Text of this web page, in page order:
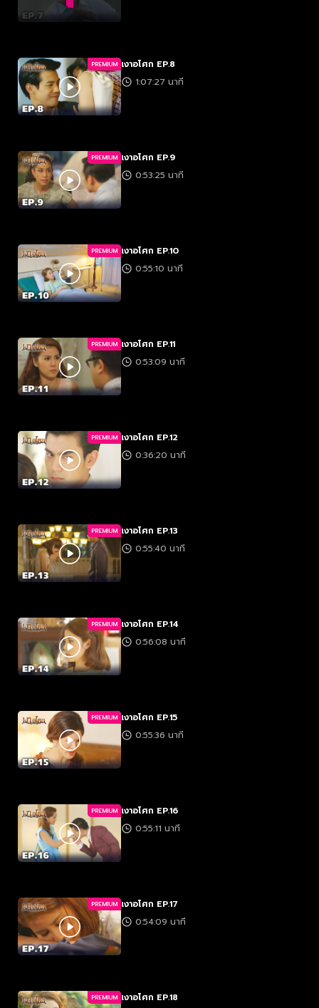
PREMIUM เงาอโศก EP.8
1:07:27 นาที
PREMIUM เงาอโศก EP.9
0:53:25 นาที
PREMIUM เงาอโศก EP.10
0:55:10 นาที
PREMIUM เงาอโศก EP.11
0:53:09 นาที
PREMIUM เงาอโศก EP.12
0:36:20 นาที
PREMIUM เงาอโศก EP.13
0:55:40 นาที
PREMIUM เงาอโศก EP.14
0:56:08 นาที
PREMIUM เงาอโศก EP.15
0:55:36 นาที
PREMIUM เงาอโศก EP.16
0:55:11 นาที
PREMIUM เงาอโศก EP.17
0:54:09 นาที
PREMIUM เงาอโศก EP.18